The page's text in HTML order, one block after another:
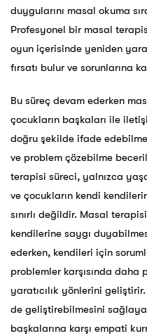
duygularını masal okuma
Profesyonel bir masal
oyun içerisinde yeniden
fırsatı bulur ve sorunlarına
Bu süreç devam ederken
çocukların başkaları ile
doğru şekilde ifade
ve problem çözebilme
terapisi süreci, yalnızca
ve çocukların kendi
sınırlı değildir. Masal
kendilerine saygı
ederken, kendileri için
problemler karşısında
yaratıcılık yönlerini
de geliştirebilmesini
başkalarına karşı empati